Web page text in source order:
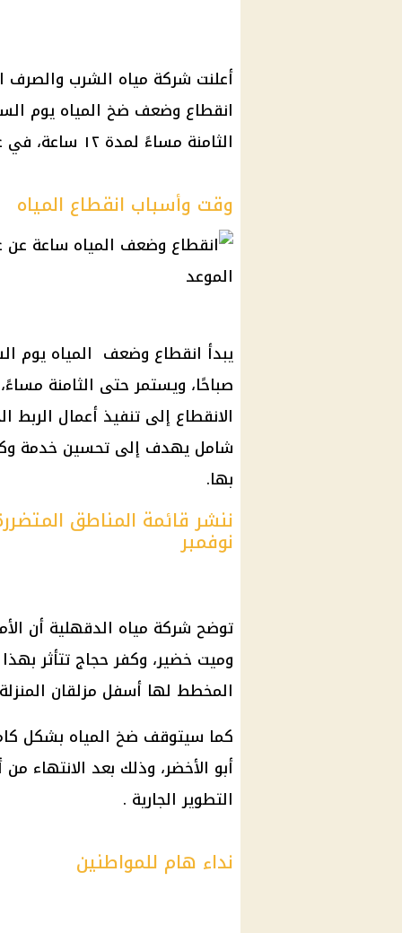
أعلنت شركة مياه الشرب
انقطاع وضعف ضخ المياه يوم
الثامنة مساءً لمدة ١٢ ساعة، في عدد من قرى مركز ومدينة المنزلة.
وقت وأسباب انقطاع المياه
صباحًا، ويستمر حتى الثامنة
الانقطاع إلى تنفيذ أعمال
شامل يهدف إلى تحسين خدمة
بها.
نوفمبر
توضح شركة مياه الدقهلية أن
وميت خضير، وكفر حجاج تتأثر
المخطط لها أسفل مزلقان
كما سيتوقف ضخ المياه بشكل
أبو الأخضر، وذلك بعد
التطوير الجارية .
نداء هام للمواطنين